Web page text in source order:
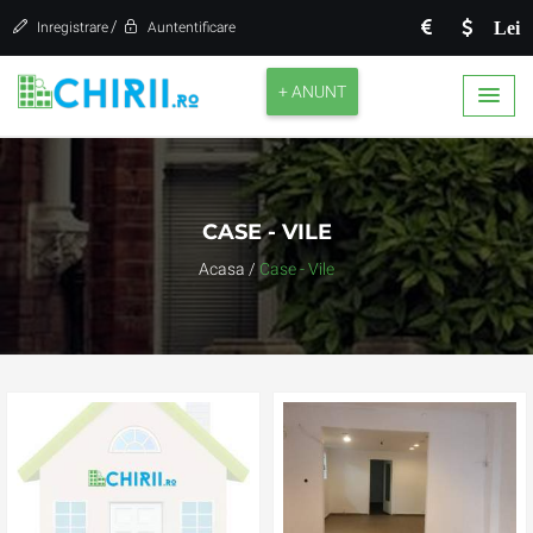
Lei
Inregistrare / Auntentificare
+ ANUNT
CASE - VILE
Acasa / Case - Vile